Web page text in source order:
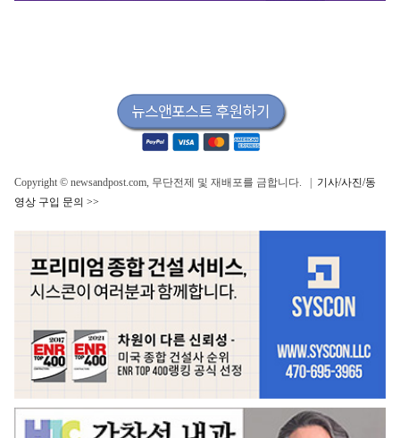
Copyright © newsandpost.com, 무단전제 및 재배포를 금합니다. | 기사/사진/동
영상 구입 문의 >>